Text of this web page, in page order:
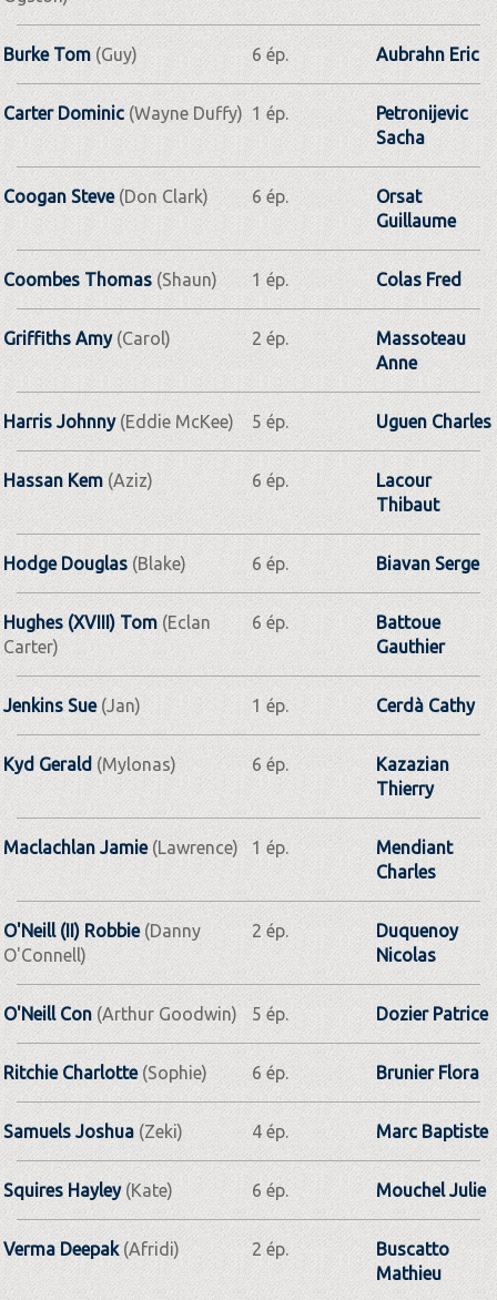
Burke Tom(Guy) 6 ép. Aubrahn Eric
Carter Dominic (Wayne Duffy) 1 ép.
Petronijevic
Sacha
Coogan Steve(Don Clark) 6 ép.
Orsat
Guillaume
Coombes Thomas (Shaun) 1 ép. Colas Fred
Griffiths Amy(Carol) 2 ép.
Massoteau
Anne
Harris Johnny(Eddie McKee) 5 ép. Uguen Charles
Hassan Kem(Aziz) 6 ép.
Lacour
Thibaut
Hodge Douglas(Blake) 6 ép. Biavan Serge
Hughes (XVIII) Tom (Eclan
Carter)
6 ép.
Battoue
Gauthier
Jenkins Sue(Jan) 1 ép. Cerdà Cathy
Kyd Gerald (Mylonas) 6 ép.
Kazazian
Thierry
Maclachlan Jamie(Lawrence) 1 ép.
Mendiant
Charles
O'Neill (II) Robbie(Danny
O'Connell)
2 ép.
Duquenoy
Nicolas
O'Neill Con (Arthur Goodwin) 5 ép. Dozier Patrice
Ritchie Charlotte(Sophie) 6 ép. Brunier Flora
Samuels Joshua (Zeki) 4 ép. Marc Baptiste
Squires Hayley(Kate) 6 ép. Mouchel Julie
Verma Deepak(Afridi) 2 ép.
Buscatto
Mathieu